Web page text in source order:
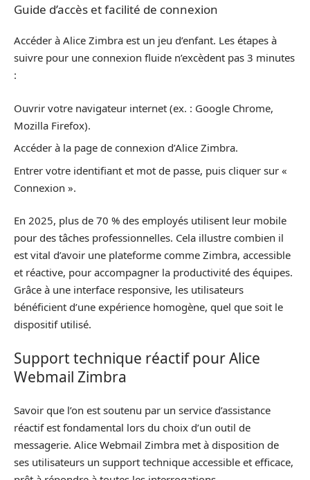
Guide d’accès et facilité de connexion
Accéder à Alice Zimbra est un jeu d’enfant. Les étapes à
suivre pour une connexion fluide n’excèdent pas 3 minutes
:
Ouvrir votre navigateur internet (ex. : Google Chrome,
Mozilla Firefox).
Accéder à la page de connexion d’Alice Zimbra.
Entrer votre identifiant et mot de passe, puis cliquer sur «
Connexion ».
En 2025, plus de 70 % des employés utilisent leur mobile
pour des tâches professionnelles. Cela illustre combien il
est vital d’avoir une plateforme comme Zimbra, accessible
et réactive, pour accompagner la productivité des équipes.
Grâce à une interface responsive, les utilisateurs
bénéficient d’une expérience homogène, quel que soit le
dispositif utilisé.
Support technique réactif pour Alice
Webmail Zimbra
Savoir que l’on est soutenu par un service d’assistance
réactif est fondamental lors du choix d’un outil de
messagerie. Alice Webmail Zimbra met à disposition de
ses utilisateurs un support technique accessible et efficace,